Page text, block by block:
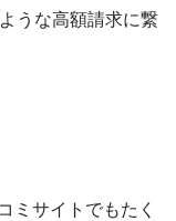
うな高額請求に繋
ミサイトでもたく